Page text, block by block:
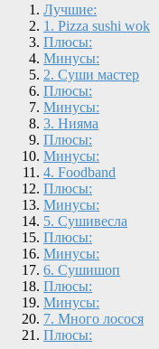
Лучшие:
1. Pizza sushi wok
Плюсы:
Минусы:
2. Суши мастер
Плюсы:
Минусы:
3. Нияма
Плюсы:
Минусы:
4. Foodband
Плюсы:
Минусы:
5. Сушивесла
Плюсы:
Минусы:
6. Сушишоп
Плюсы:
Минусы:
7. Много лосося
Плюсы: